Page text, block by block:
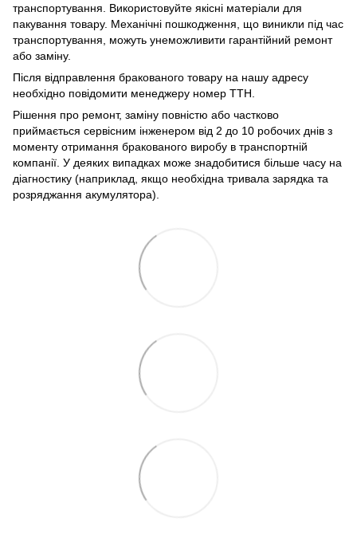
транспортування. Використовуйте якісні матеріали для
пакування товару. Механічні пошкодження, що виникли під час
транспортування, можуть унеможливити гарантійний ремонт
або заміну.
Після відправлення бракованого товару на нашу адресу
необхідно повідомити менеджеру номер ТТН.
Рішення про ремонт, заміну повністю або частково
приймається сервісним інженером від 2 до 10 робочих днів з
моменту отримання бракованого виробу в транспортній
компанії. У деяких випадках може знадобитися більше часу на
діагностику (наприклад, якщо необхідна тривала зарядка та
розряджання акумулятора).